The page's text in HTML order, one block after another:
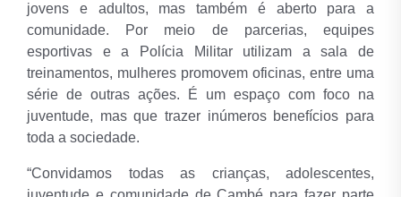
jovens e adultos, mas também é aberto para a
comunidade. Por meio de parcerias, equipes
esportivas e a Polícia Militar utilizam a sala de
treinamentos, mulheres promovem oficinas, entre uma
série de outras ações. É um espaço com foco na
juventude, mas que trazer inúmeros benefícios para
toda a sociedade.
“Convidamos todas as crianças, adolescentes,